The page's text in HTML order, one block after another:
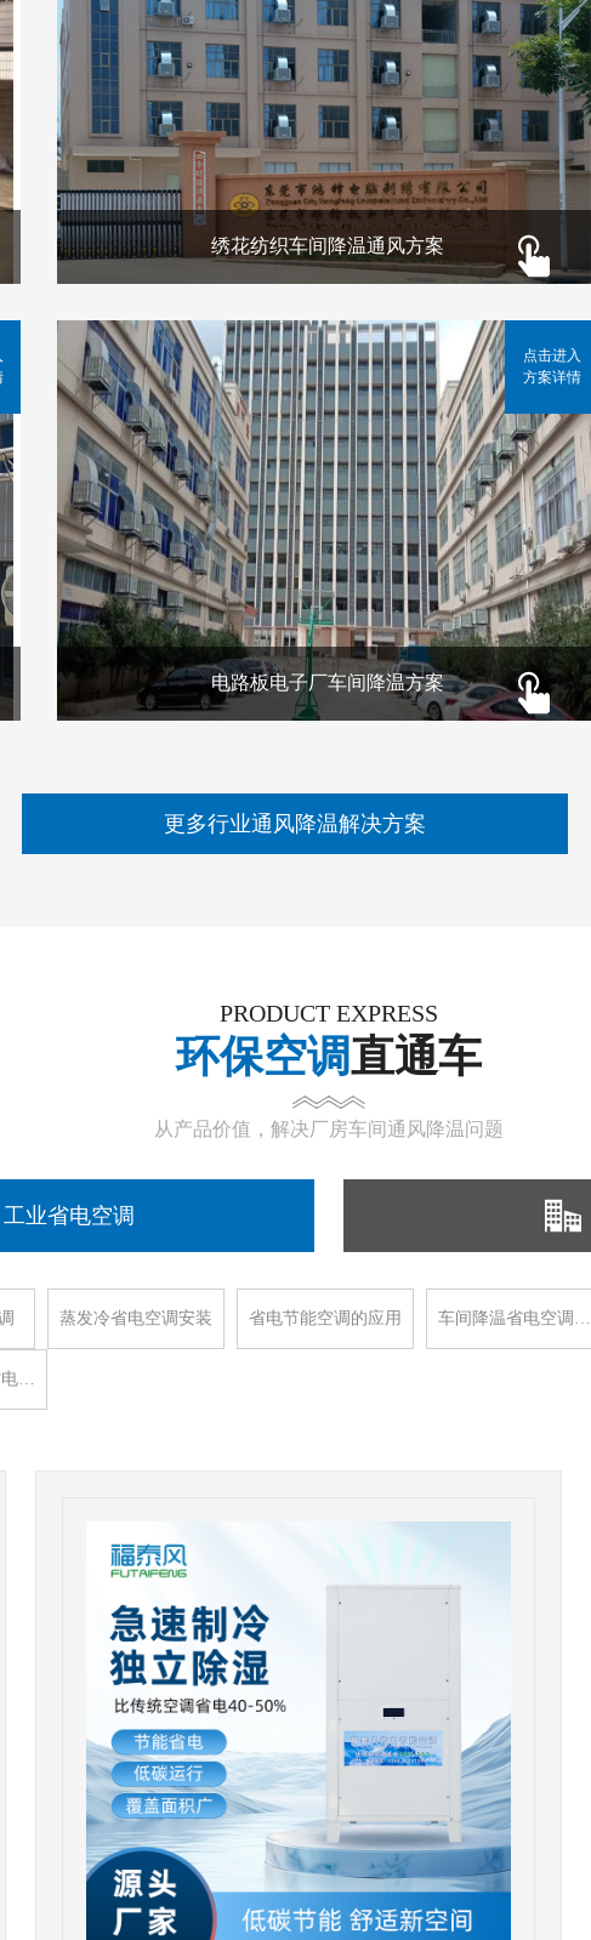
绣花纺织车间降温通风方案
电路板电子厂车间降温方案
点击进入
方案详情
更多行业通风降温解决方案
PRODUCT EXPRESS
环保空调直通车
从产品价值，解决厂房车间通风降温问题
工业省电空调
蒸发冷省电空调安装 省电节能空调的应用 车间降温省电空调…
电…